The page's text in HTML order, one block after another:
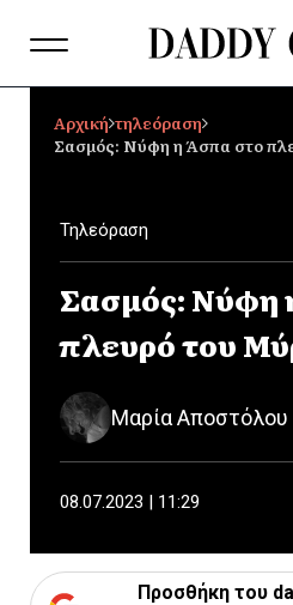
Αρχική τηλεόραση
Σασμός: Νύφη η Άσπα στο
Τηλεόραση
Σασμός: Νύφη
πλευρό του
Μαρία Αποστόλου
08.07.2023 | 11:29
Προσθήκη του